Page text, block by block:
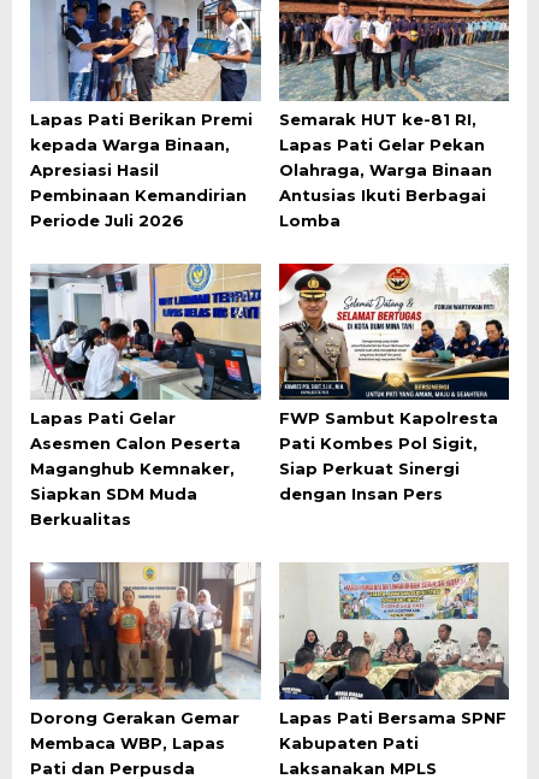
Lapas Pati Berikan Premi
kepada Warga Binaan,
Apresiasi Hasil
Pembinaan Kemandirian
Periode Juli 2026
Semarak HUT ke-81 RI,
Lapas Pati Gelar Pekan
Olahraga, Warga Binaan
Antusias Ikuti Berbagai
Lomba
Lapas Pati Gelar
Asesmen Calon Peserta
Maganghub Kemnaker,
Siapkan SDM Muda
Berkualitas
FWP Sambut Kapolresta
Pati Kombes Pol Sigit,
Siap Perkuat Sinergi
dengan Insan Pers
Dorong Gerakan Gemar
Membaca WBP, Lapas
Pati dan Perpusda
Lapas Pati Bersama SPNF
Kabupaten Pati
Laksanakan MPLS